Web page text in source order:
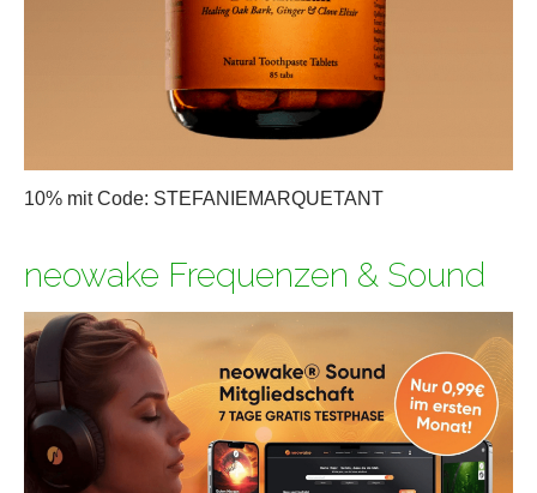
10% mit Code: STEFANIEMARQUETANT
neowake Frequenzen & Sound